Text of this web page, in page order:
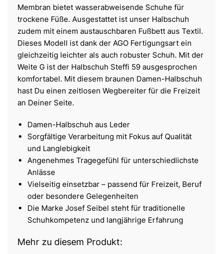
Membran bietet wasserabweisende Schuhe für
trockene Füße. Ausgestattet ist unser Halbschuh
zudem mit einem austauschbaren Fußbett aus Textil.
Dieses Modell ist dank der AGO Fertigungsart ein
gleichzeitig leichter als auch robuster Schuh. Mit der
Weite G ist der Halbschuh Steffi 59 ausgesprochen
komfortabel. Mit diesem braunen Damen-Halbschuh
hast Du einen zeitlosen Wegbereiter für die Freizeit
an Deiner Seite.
Damen-Halbschuh aus Leder
Sorgfältige Verarbeitung mit Fokus auf Qualität
und Langlebigkeit
Angenehmes Tragegefühl für unterschiedlichste
Anlässe
Vielseitig einsetzbar – passend für Freizeit, Beruf
oder besondere Gelegenheiten
Die Marke Josef Seibel steht für traditionelle
Schuhkompetenz und langjährige Erfahrung
Mehr zu diesem Produkt: